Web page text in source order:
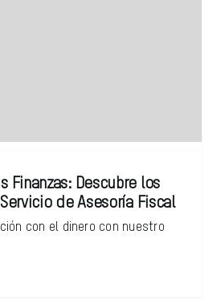
Finanzas: Descubre los
de Asesoría Fiscal
con el dinero con nuestro